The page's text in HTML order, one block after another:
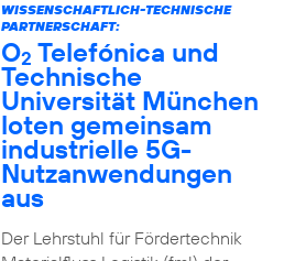
WISSENSCHAFTLICH-TECHNISCHE
PARTNERSCHAFT:
O2 Telefónica und
Technische
Universität München
loten gemeinsam
industrielle 5G-
Nutzanwendungen
aus
Der Lehrstuhl für Fördertechnik